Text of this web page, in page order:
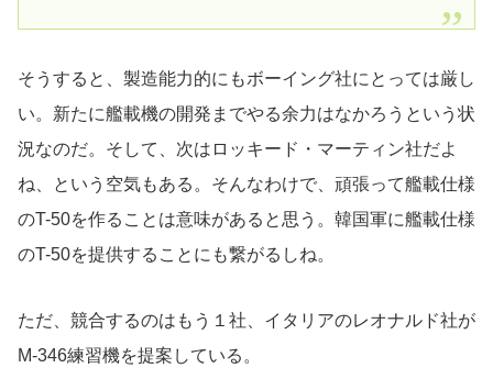
そうすると、製造能力的にもボーイング社にとっては厳し
い。新たに艦載機の開発までやる余力はなかろうという状
況なのだ。そして、次はロッキード・マーティン社だよ
ね、という空気もある。そんなわけで、頑張って艦載仕様
のT-50を作ることは意味があると思う。韓国軍に艦載仕様
のT-50を提供することにも繋がるしね。
ただ、競合するのはもう１社、イタリアのレオナルド社が
M-346練習機を提案している。